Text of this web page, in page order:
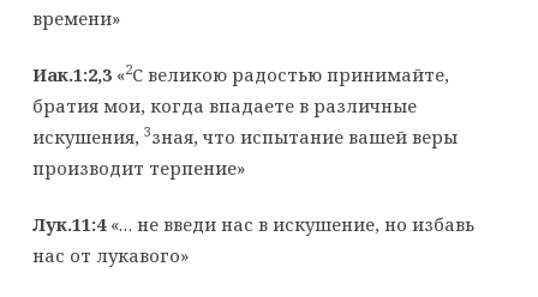
времени»
Иак.1:2,3«2С великою радостью принимайте,
братия мои, когда впадаете в различные
искушения, 3зная, что испытание вашей веры
производит терпение»
Лук.11:4«… не введи нас в искушение, но избавь
нас от лукавого»